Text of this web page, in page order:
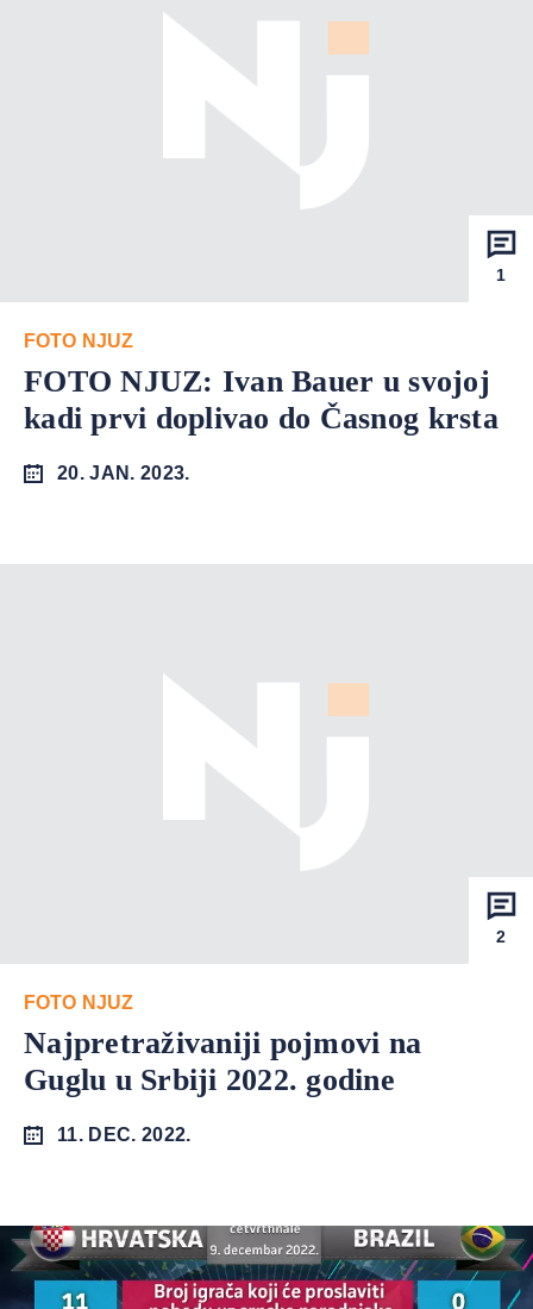
1
FOTO NJUZ
FOTO NJUZ: Ivan Bauer u svojoj
kadi prvi doplivao do Časnog krsta
20. JAN. 2023.
2
FOTO NJUZ
Najpretraživaniji pojmovi na
Guglu u Srbiji 2022. godine
11. DEC. 2022.